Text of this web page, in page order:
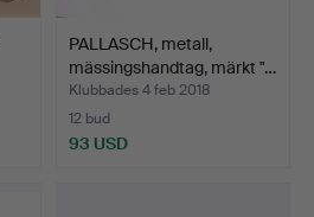
PALLASCH, metall,
mässingshandtag, märkt "…
Klubbades 4 feb 2018
12 bud
93 USD